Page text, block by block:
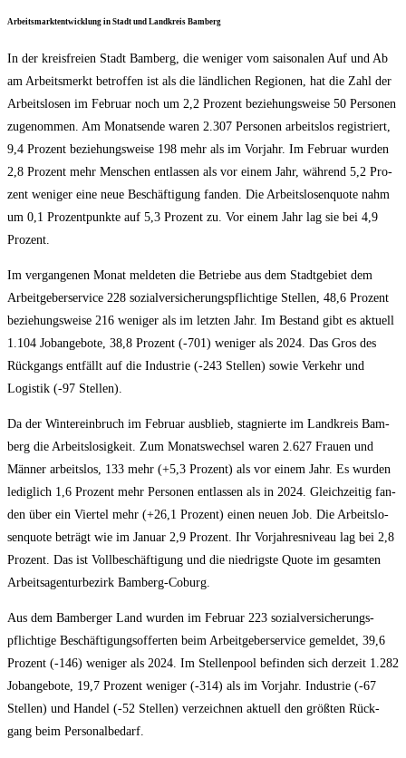
Arbeits­markt­ent­wick­lung in Stadt und Land­kreis Bamberg
In der kreis­frei­en Stadt Bam­berg, die weni­ger vom sai­so­na­len Auf und Ab
am Arbeits­merkt betrof­fen ist als die länd­li­chen Regio­nen, hat die Zahl der
Arbeits­lo­sen im Febru­ar noch um 2,2 Pro­zent bezie­hungs­wei­se 50 Per­so­nen
zuge­nom­men. Am Monats­en­de waren 2.307 Per­so­nen arbeits­los regis­triert,
9,4 Pro­zent bezie­hungs­wei­se 198 mehr als im Vor­jahr. Im Febru­ar wur­den
2,8 Pro­zent mehr Men­schen ent­las­sen als vor einem Jahr, wäh­rend 5,2 Pro­
zent weni­ger eine neue Beschäf­ti­gung fan­den. Die Arbeits­lo­sen­quo­te nahm
um 0,1 Pro­zent­punk­te auf 5,3 Pro­zent zu. Vor einem Jahr lag sie bei 4,9
Prozent.
Im ver­gan­ge­nen Monat mel­de­ten die Betrie­be aus dem Stadt­ge­biet dem
Arbeit­ge­ber­ser­vice 228 sozi­al­ver­si­che­rungs­pflich­ti­ge Stel­len, 48,6 Pro­zent
bezie­hungs­wei­se 216 weni­ger als im letz­ten Jahr. Im Bestand gibt es aktu­ell
1.104 Job­an­ge­bo­te, 38,8 Pro­zent (-701) weni­ger als 2024. Das Gros des
Rück­gangs ent­fällt auf die Indus­trie (-243 Stel­len) sowie Ver­kehr und
Logis­tik (-97 Stellen).
Da der Win­ter­ein­bruch im Febru­ar aus­blieb, sta­gnier­te im Land­kreis Bam­
berg die Arbeits­lo­sig­keit. Zum Monats­wech­sel waren 2.627 Frau­en und
Män­ner arbeits­los, 133 mehr (+5,3 Pro­zent) als vor einem Jahr. Es wur­den
ledig­lich 1,6 Pro­zent mehr Per­so­nen ent­las­sen als in 2024. Gleich­zei­tig fan­
den über ein Vier­tel mehr (+26,1 Pro­zent) einen neu­en Job. Die Arbeits­lo­
sen­quo­te beträgt wie im Janu­ar 2,9 Pro­zent. Ihr Vor­jah­res­ni­veau lag bei 2,8
Pro­zent. Das ist Voll­be­schäf­ti­gung und die nied­rigs­te Quo­te im gesam­ten
Arbeits­agen­tur­be­zirk Bamberg-Coburg.
Aus dem Bam­ber­ger Land wur­den im Febru­ar 223 sozi­al­ver­si­che­rungs­
pflich­ti­ge Beschäf­ti­gungs­of­fer­ten beim Arbeit­ge­ber­ser­vice gemel­det, 39,6
Pro­zent (-146) weni­ger als 2024. Im Stel­len­pool befin­den sich der­zeit 1.282
Job­an­ge­bo­te, 19,7 Pro­zent weni­ger (-314) als im Vor­jahr. Indus­trie (-67
Stel­len) und Han­del (-52 Stel­len) ver­zeich­nen aktu­ell den größ­ten Rück­
gang beim Personalbedarf.